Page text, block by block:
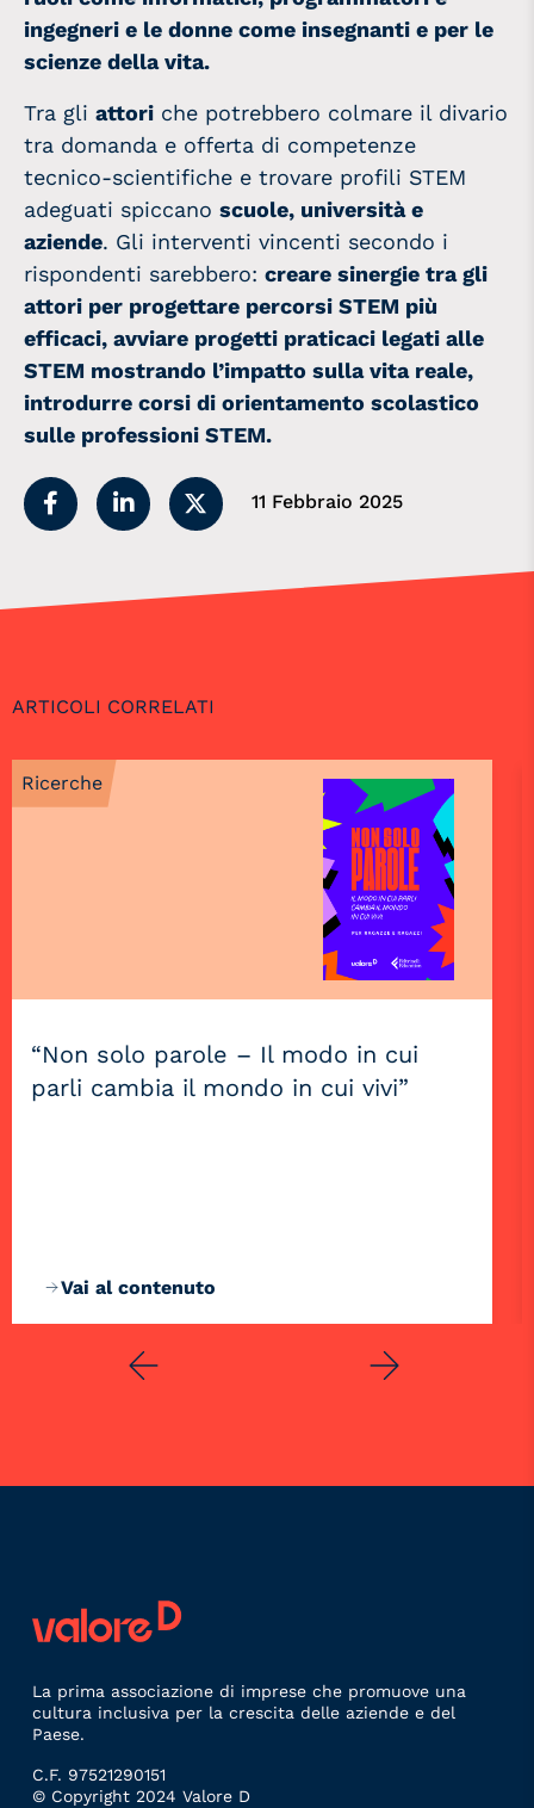
ingegneri e le donne come insegnanti e per le
scienze della vita.
Tra gli attori che potrebbero colmare il divario
tra domanda e offerta di competenze
tecnico-scientifiche e trovare profili STEM
adeguati spiccano scuole, università e
aziende. Gli interventi vincenti secondo i
rispondenti sarebbero: creare sinergie tra gli
attori per progettare percorsi STEM più
efficaci, avviare progetti praticaci legati alle
STEM mostrando l’impatto sulla vita reale,
introdurre corsi di orientamento scolastico
sulle professioni STEM.
11 Febbraio 2025
ARTICOLI CORRELATI
Ricerche
“Non solo parole – Il modo in cui
parli cambia il mondo in cui vivi”
Vai al contenuto
La prima associazione di imprese che promuove una
cultura inclusiva per la crescita delle aziende e del
Paese.
C.F. 97521290151
© Copyright 2024 Valore D